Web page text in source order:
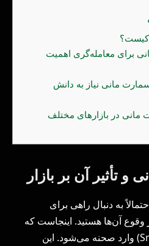
برای معامله‌گری اهمیت
مانی نیاز به دانش
مانی در بازارهای مختلف
تأثیر آن بر بازار
به دنبال راهی برای
وقوع آن‌ها هستید. اینجاست که
اسمارت مانی (Smart Money) وارد صحنه می‌شود. این